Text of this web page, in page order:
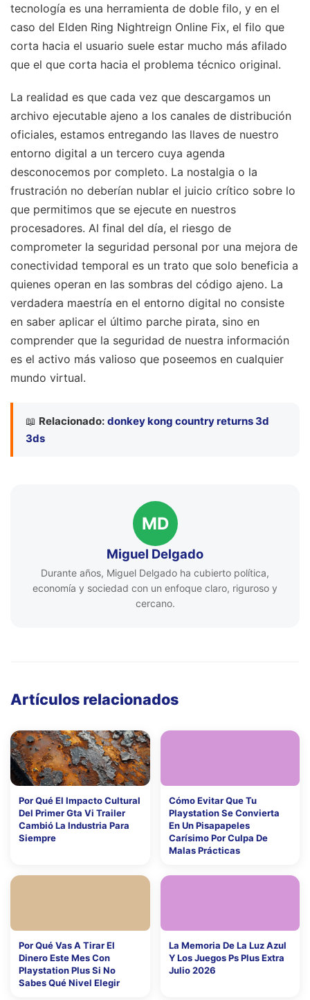
tecnología es una herramienta de doble filo, y en el
caso del Elden Ring Nightreign Online Fix, el filo que
corta hacia el usuario suele estar mucho más afilado
que el que corta hacia el problema técnico original.
La realidad es que cada vez que descargamos un
archivo ejecutable ajeno a los canales de distribución
oficiales, estamos entregando las llaves de nuestro
entorno digital a un tercero cuya agenda
desconocemos por completo. La nostalgia o la
frustración no deberían nublar el juicio crítico sobre lo
que permitimos que se ejecute en nuestros
procesadores. Al final del día, el riesgo de
comprometer la seguridad personal por una mejora de
conectividad temporal es un trato que solo beneficia a
quienes operan en las sombras del código ajeno. La
verdadera maestría en el entorno digital no consiste
en saber aplicar el último parche pirata, sino en
comprender que la seguridad de nuestra información
es el activo más valioso que poseemos en cualquier
mundo virtual.
📖 Relacionado: donkey kong country returns 3d
3ds
MD
Miguel Delgado
Durante años, Miguel Delgado ha cubierto política,
economía y sociedad con un enfoque claro, riguroso y
cercano.
Artículos relacionados
Por Qué El Impacto Cultural
Del Primer Gta Vi Trailer
Cambió La Industria Para
Siempre
Cómo Evitar Que Tu
Playstation Se Convierta
En Un Pisapapeles
Carísimo Por Culpa De
Malas Prácticas
Por Qué Vas A Tirar El
Dinero Este Mes Con
Playstation Plus Si No
Sabes Qué Nivel Elegir
La Memoria De La Luz Azul
Y Los Juegos Ps Plus Extra
Julio 2026